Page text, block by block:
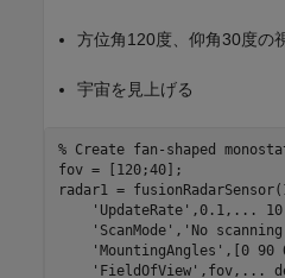
方位角120度、仰角30度の
宇宙を見上げる
% Create fan-shaped
fov = [120;40];
radar1 =
'UpdateRate' ,0.1, ...
'ScanMode' , 'No
'MountingAngles' ,[0 90
'FieldOfView' ,fov, ...